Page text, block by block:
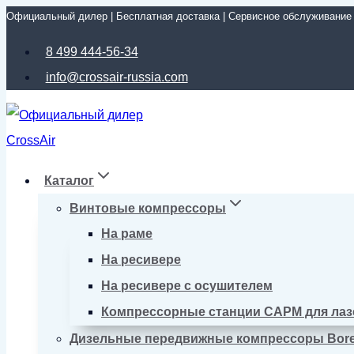
Перейти
Официальный дилер | Бесплатная доставка | Сервисное обслуживание
8 499 444-56-34
info@crossair-russia.com
Каталог
Винтовые компрессоры
На раме
На ресивере
На ресивере с осушителем
Компрессорные станции CAPM для
Дизельные передвижные компрессоры